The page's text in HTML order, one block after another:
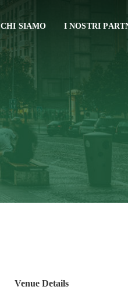
CHI SIAMO I NOSTRI
Venue Details